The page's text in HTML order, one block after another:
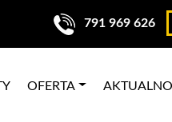
791 969 626
OFERTA